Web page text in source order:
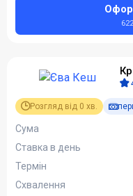
Розгляд від 0 хв.
Сума
Ставка в день
Термін
Схвалення